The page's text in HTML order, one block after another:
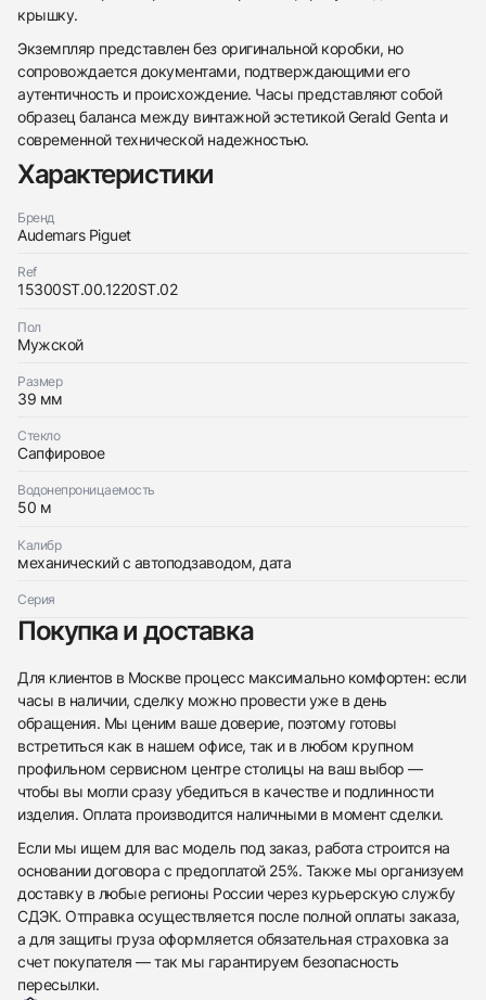
крышку.
Экземпляр представлен без оригинальной коробки, но
сопровождается документами, подтверждающими его
аутентичность и происхождение. Часы представляют собой
образец баланса между винтажной эстетикой Gerald Genta и
современной технической надежностью.
Характеристики
Бренд
Audemars Piguet
Ref
15300ST.00.1220ST.02
Пол
Мужской
Размер
39 мм
Стекло
Сапфировое
Водонепроницаемость
50 м
Калибр
механический с автоподзаводом, дата
Серия
Покупка и доставка
Для клиентов в Москве процесс максимально комфортен: если
часы в наличии, сделку можно провести уже в день
обращения. Мы ценим ваше доверие, поэтому готовы
встретиться как в нашем офисе, так и в любом крупном
профильном сервисном центре столицы на ваш выбор —
чтобы вы могли сразу убедиться в качестве и подлинности
изделия. Оплата производится наличными в момент сделки.
Если мы ищем для вас модель под заказ, работа строится на
основании договора с предоплатой 25%. Также мы организуем
доставку в любые регионы России через курьерскую службу
СДЭК. Отправка осуществляется после полной оплаты заказа,
а для защиты груза оформляется обязательная страховка за
счет покупателя — так мы гарантируем безопасность
пересылки.
Заказать эти часы
Оставьте ваши контактные данные и мы свяжемся
с вами
Royal Oak Jumbo
Хорошее Документы
Трейд-ин часов
Оставьте ваши контактные данные и мы свяжемся
с вами
Audemars Piguet
Royal Oak Jumbo
Документы
$9,300